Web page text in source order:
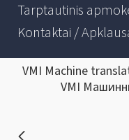
Tarptautinis
Kontaktai /
VMI Machine
VMI